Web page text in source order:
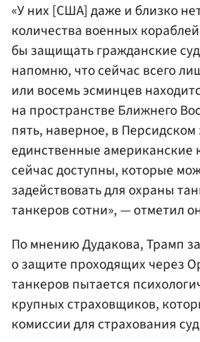
«У них [США] даже и близко
количества военных
бы защищать гражданские
напомню, что сейчас всего
или восемь эсминцев
на пространстве Ближнего
пять, наверное, в Персидском
единственные американские
сейчас доступны, которые
задействовать для охраны
танкеров сотни», — отметил
По мнению Дудакова, Трамп
о защите проходящих через
танкеров пытается
крупных страховщиков,
комиссии для страхования